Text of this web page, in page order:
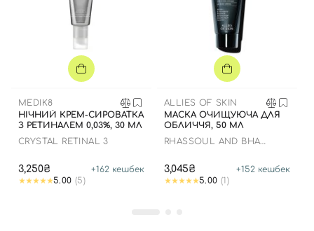
MEDIK8
НІЧНИЙ КРЕМ-СИРОВАТКА
З РЕТИНАЛЕМ 0,03%, 30 МЛ
CRYSTAL RETINAL 3
3,250₴ +162 кешбек
5.00 (5)
ALLIES OF SKIN
МАСКА ОЧИЩУЮЧА ДЛЯ
ОБЛИЧЧЯ, 50 МЛ
RHASSOUL AND BHA
3,045₴ +152 кешбек
5.00 (1)